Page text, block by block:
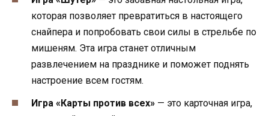
которая позволяет превратиться в настоящего
снайпера и попробовать свои силы в стрельбе по
мишеням. Эта игра станет отличным
развлечением на празднике и поможет поднять
настроение всем гостям.
Игра «Карты против всех» — это карточная игра,